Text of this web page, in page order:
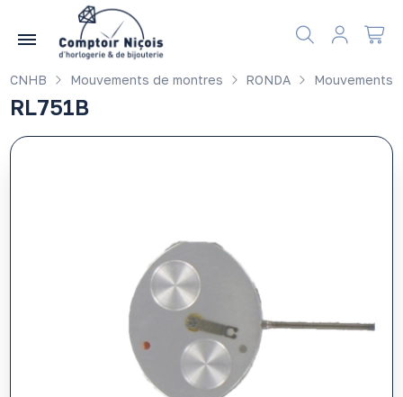
CNHB Mouvements de montres RONDA Mouvements
RL751B
Gérer les préférences en matière de cookies